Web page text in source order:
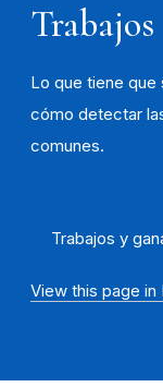
Trabajos
Lo que tiene que
cómo detectar
comunes.
Trabajos y
View this page in